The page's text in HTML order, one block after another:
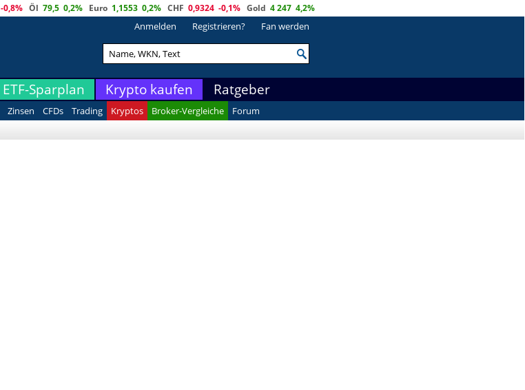
-0,8% Öl 79,5 0,2% Euro 1,1553 0,2% CHF 0,9324 -0,1% Gold 4 247 4,2%
Anmelden Registrieren? Fan werden
ETF-Sparplan Krypto kaufen Ratgeber
Zinsen CFDs Trading Kryptos Broker-Vergleiche
Forum